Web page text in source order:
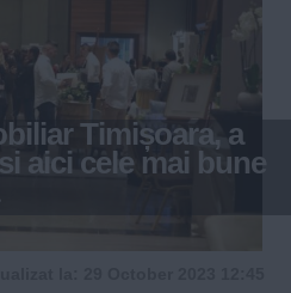
Timișoara, a
aici cele mai bune